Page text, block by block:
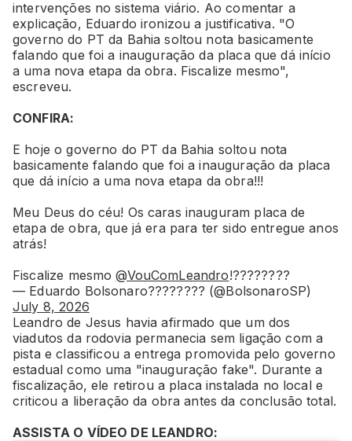
intervenções no sistema viário. Ao comentar a
explicação, Eduardo ironizou a justificativa. "O
governo do PT da Bahia soltou nota basicamente
falando que foi a inauguração da placa que dá início
a uma nova etapa da obra. Fiscalize mesmo",
escreveu.
CONFIRA:
E hoje o governo do PT da Bahia soltou nota
basicamente falando que foi a inauguração da placa
que dá início a uma nova etapa da obra!!!
Meu Deus do céu! Os caras inauguram placa de
etapa de obra, que já era para ter sido entregue anos
atrás!
Fiscalize mesmo@VouComLeandro!????????
— Eduardo Bolsonaro???????? (@BolsonaroSP)
July 8, 2026
Leandro de Jesus havia afirmado que um dos
viadutos da rodovia permanecia sem ligação com a
pista e classificou a entrega promovida pelo governo
estadual como uma "inauguração fake". Durante a
fiscalização, ele retirou a placa instalada no local e
criticou a liberação da obra antes da conclusão total.
ASSISTA O VÍDEO DE LEANDRO: